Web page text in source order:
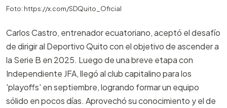
Foto: https://x.com/SDQuito_Oficial
Carlos Castro, entrenador ecuatoriano, aceptó el desafío
de dirigir al Deportivo Quito con el objetivo de ascender a
la Serie B en 2025. Luego de una breve etapa con
Independiente JFA, llegó al club capitalino para los
'playoffs' en septiembre, logrando formar un equipo
sólido en pocos días. Aprovechó su conocimiento y el de